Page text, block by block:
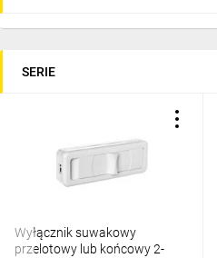
SERIE
Wyłącznik suwakowy
przelotowy lub końcowy 2-